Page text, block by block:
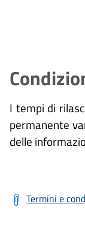
I tempi di
permanente
delle
Termini e